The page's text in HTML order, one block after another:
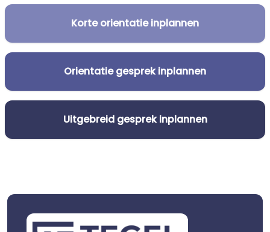
Korte orientatie inplannen
Orientatie gesprek inplannen
Uitgebreid gesprek inplannen